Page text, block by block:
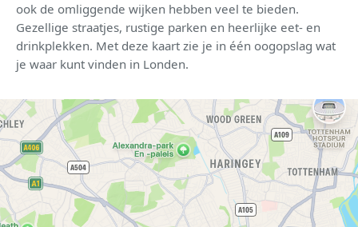
ook de omliggende wijken hebben veel te bieden.
Gezellige straatjes, rustige parken en heerlijke eet- en
drinkplekken. Met deze kaart zie je in één oogopslag wat
je waar kunt vinden in Londen.